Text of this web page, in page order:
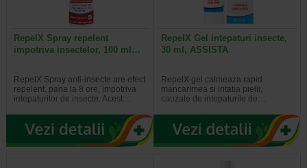
RepelX Spray repelent
impotriva insectelor, 100 ml…
RepelX Spray anti-insecte are efect
repelent, pana la 8 ore, impotriva
intepaturilor de insecte. Acest…
RepelX Gel intepaturi insecte,
30 ml, ASSISTA
RepelX gel calmeaza rapid
mancarimea si iritatia pielii,
cauzate de intepaturile de…